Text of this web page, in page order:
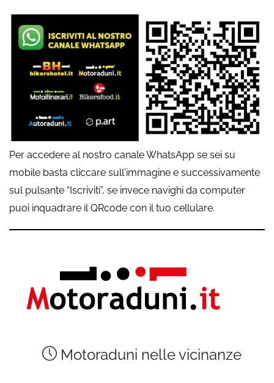
Per accedere al nostro canale WhatsApp se sei su
mobile basta cliccare sull'immagine e successivamente
sul pulsante “Iscriviti”, se invece navighi da computer
puoi inquadrare il QRcode con il tuo cellulare.
Motoraduni nelle vicinanze